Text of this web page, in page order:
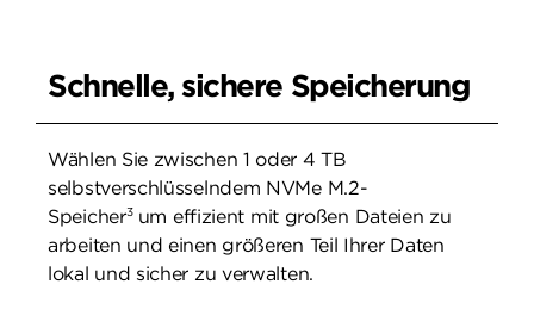
Schnelle, sichere Speicherung
Wählen Sie zwischen 1 oder 4 TB
selbstverschlüsselndem NVMe M.2-
Speicher3um effizient mit großen Dateien zu
arbeiten und einen größeren Teil Ihrer Daten
lokal und sicher zu verwalten.